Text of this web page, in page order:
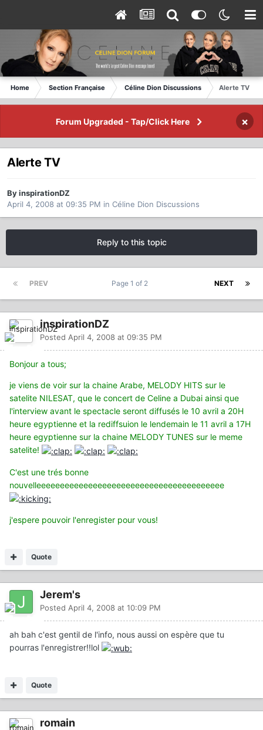
Home Section Française Céline Dion Discussions Alerte TV
Forum Upgraded - Tap/Click Here ×
Alerte TV
By inspirationDZ
April 4, 2008 at 09:35 PM in Céline Dion Discussions
Reply to this topic
PREV NEXT
Page 1 of 2
inspirationDZ
Posted April 4, 2008 at 09:35 PM
Bonjour a tous;
je viens de voir sur la chaine Arabe, MELODY HITS sur le
satelite NILESAT, que le concert de Celine a Dubai ainsi que
l'interview avant le spectacle seront diffusés le 10 avril a 20H
heure egyptienne et la rediffsuion le lendemain le 11 avril a 17H
heure egyptienne sur la chaine MELODY TUNES sur le meme
satelite!
C'est une trés bonne
nouvelleeeeeeeeeeeeeeeeeeeeeeeeeeeeeeeeeeeeeeee
j'espere pouvoir l'enregister pour vous!
Quote
Jerem's
Posted April 4, 2008 at 10:09 PM
ah bah c'est gentil de l'info, nous aussi on espère que tu
pourras l'enregistrer!!lol
Quote
romain